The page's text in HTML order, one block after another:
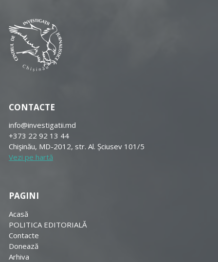
CONTACTE
info@investigatii.md
+373 22 92 13 44
Chişinău, MD-2012, str. Al. Șciusev 101/5
Vezi pe hartă
PAGINI
Acasă
POLITICA EDITORIALĂ
Contacte
Donează
Arhiva